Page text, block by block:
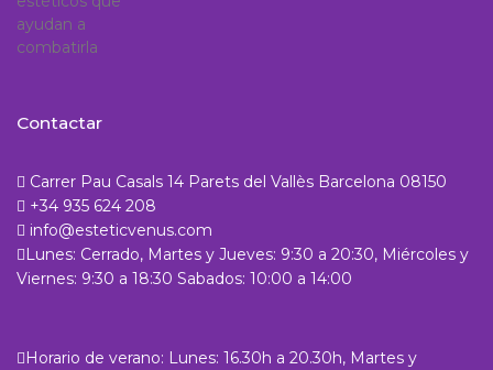
Contactar
Carrer Pau Casals 14 Parets del Vallès Barcelona 08150
+34 935 624 208
info@esteticvenus.com
Lunes: Cerrado, Martes y Jueves: 9:30 a 20:30, Miércoles y
Viernes: 9:30 a 18:30 Sabados: 10:00 a 14:00
Horario de verano: Lunes: 16.30h a 20.30h, Martes y